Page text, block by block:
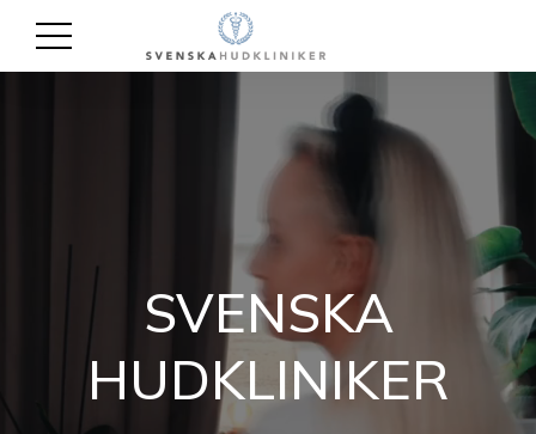
SVENSKA
HUDKLINIKER